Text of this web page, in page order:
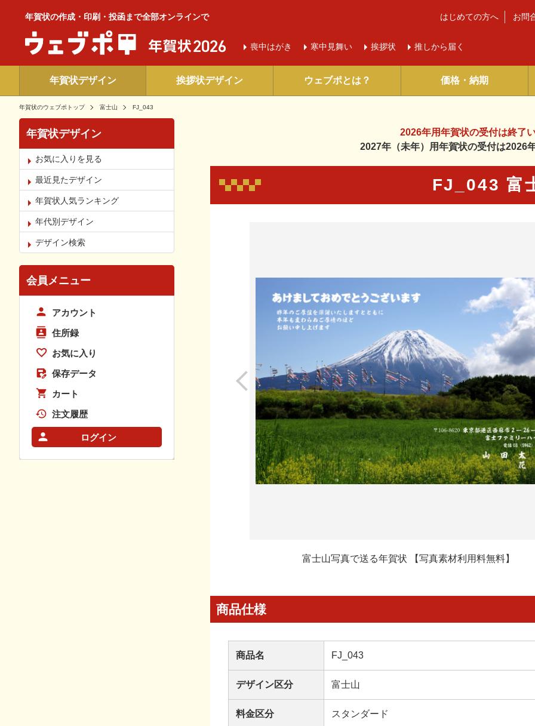
年賀状の作成・印刷・投函まで全部オンラインで
喪中はがき 寒中 見舞い 挨拶状 推しから届く
はじめての方へ お問
年賀状デザイン 挨拶状デザイン ウェブポとは？ 価格・納期
年賀状のウェブポトップ 富士山 FJ_043
2026年用年賀状の受付は終了
2027年（未年）用年賀状の受付は2026
FJ_043 富
富士山写真で送る年賀状 【写真素材利用料無料】
商品仕様
商品名 FJ_043
デザイン区分 富士山
料金区分 スタンダード
年賀状デザイン
お気に入りを見る
最近見たデザイン
年賀状人気ランキング
年代別デザイン
デザイン検索
会員メニュー
アカウント
住所録
お気に入り
保存データ
カート
注文履歴
ログイン